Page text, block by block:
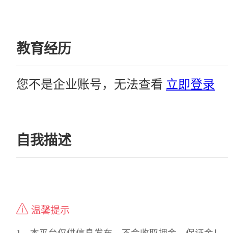
教育经历
您不是企业账号，无法查看 立即登录
自我描述
温馨提示